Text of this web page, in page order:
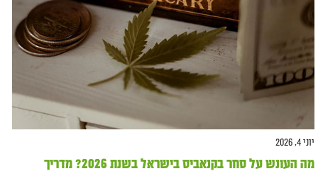
יוני 4, 2026
מה העונש על סחר בקנאביס בישראל בשנת 2026? מדריך